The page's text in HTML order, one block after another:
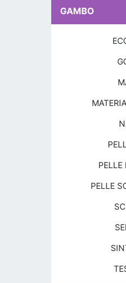
GAMBO
PELLE
PELLE